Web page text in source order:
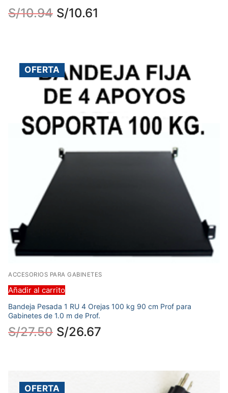
S/10.94 S/10.61
OFERTA
ACCESORIOS PARA GABINETES
Añadir al carrito
Bandeja Pesada 1 RU 4 Orejas 100 kg 90 cm Prof para
Gabinetes de 1.0 m de Prof.
S/27.50 S/26.67
OFERTA